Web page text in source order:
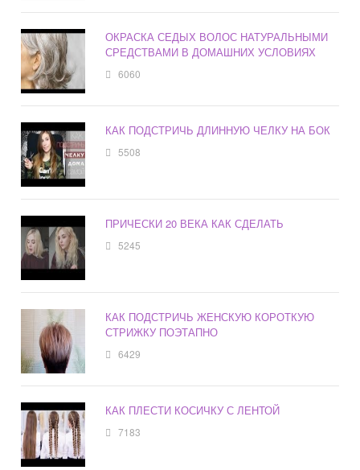
ОКРАСКА СЕДЫХ ВОЛОС НАТУРАЛЬНЫМИ
СРЕДСТВАМИ В ДОМАШНИХ УСЛОВИЯХ
6060
КАК ПОДСТРИЧЬ ДЛИННУЮ ЧЕЛКУ НА БОК
5508
ПРИЧЕСКИ 20 ВЕКА КАК СДЕЛАТЬ
5245
КАК ПОДСТРИЧЬ ЖЕНСКУЮ КОРОТКУЮ
СТРИЖКУ ПОЭТАПНО
6429
КАК ПЛЕСТИ КОСИЧКУ С ЛЕНТОЙ
7183